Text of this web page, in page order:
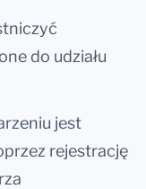
do udziału
jest
rejestrację